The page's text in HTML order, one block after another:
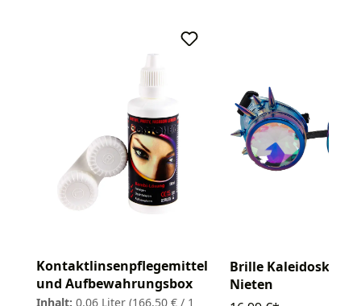
Kontaktlinsenpflegemittel
und Aufbewahrungsbox
Inhalt: 0.06 Liter (166,50 € / 1
Brille Kaleidoskop
Nieten